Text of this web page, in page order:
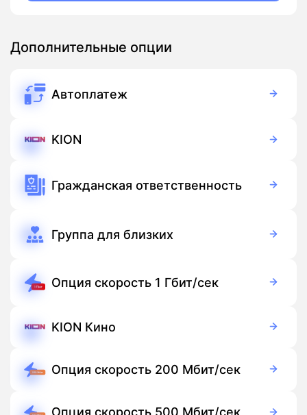
Дополнительные опции
Автоплатеж
KION
Подписка
Гражданская ответственность
Группа для близких
Опция скорость 1 Гбит/сек
KION Кино
Подписка
Опция скорость 200 Мбит/сек
Подписка